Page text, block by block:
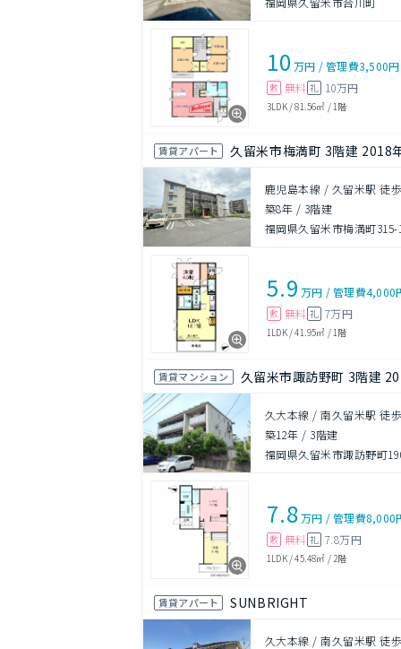
10 万円 /管理費3,500円
敷 無料 礼 10万円
3LDK/81.56㎡ / 1階
賃貸アパート 久留米市梅満町 3階建 2018
鹿児島本線 / 久留米駅 徒
築8年 / 3階建
福岡県久留米市梅満町315-1
5.9 万円 /管理費4,000
敷 無料 礼 7万円
1LDK/41.95㎡ / 1階
賃貸マンション 久留米市諏訪野町 3階建
久大本線 / 南久留米駅 徒
築12年 / 3階建
福岡県久留米市諏訪野町
7.8万円 /管理費8,000
敷 無料 礼 7.8万円
1LDK/45.48㎡ / 2階
賃貸アパート SUNBRIGHT
久大本線 / 南久留米駅 徒